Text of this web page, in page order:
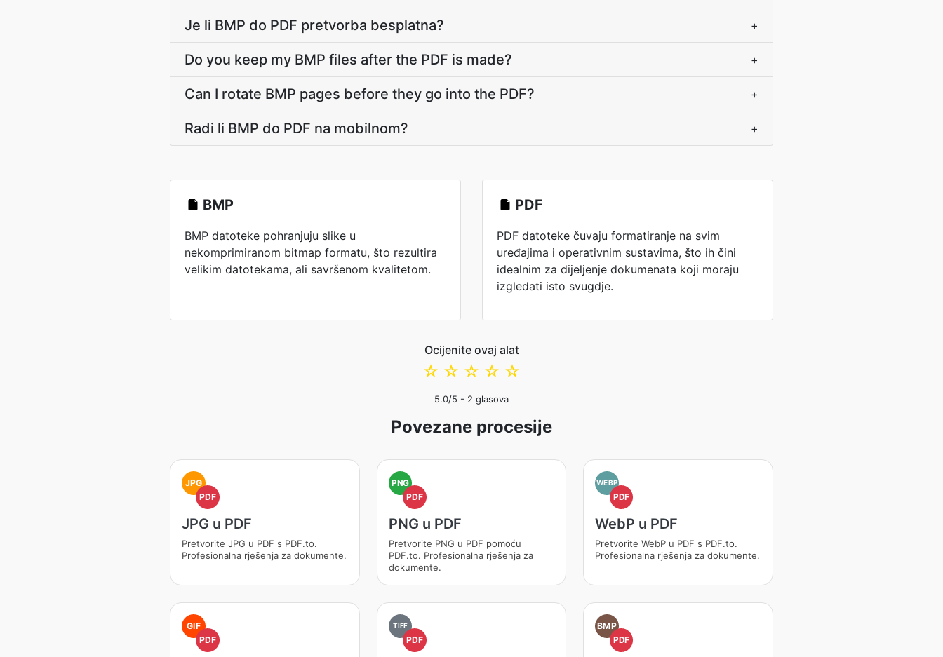
Je li BMP do PDF pretvorba besplatna? +
Do you keep my BMP files after the PDF is made? +
Can I rotate BMP pages before they go into the PDF? +
Radi li BMP do PDF na mobilnom? +
BMP
BMP datoteke pohranjuju slike u
nekomprimiranom bitmap formatu, što rezultira
velikim datotekama, ali savršenom kvalitetom.
PDF
PDF datoteke čuvaju formatiranje na svim
uređajima i operativnim sustavima, što ih čini
idealnim za dijeljenje dokumenata koji moraju
izgledati isto svugdje.
Ocijenite ovaj alat
☆
☆
☆
☆
☆
5.0/5 - 2 glasova
Povezane procesije
JPG
PDF
JPG u PDF
Pretvorite JPG u PDF s PDF.to.
Profesionalna rješenja za dokumente.
PNG
PDF
PNG u PDF
Pretvorite PNG u PDF pomoću
PDF.to. Profesionalna rješenja za
dokumente.
WEBP
PDF
WebP u PDF
Pretvorite WebP u PDF s PDF.to.
Profesionalna rješenja za dokumente.
GIF
PDF
TIFF
PDF
BMP
PDF